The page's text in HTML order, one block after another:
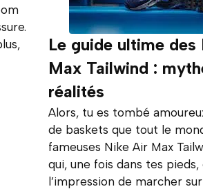
Le guide ultime des
Max Tailwind :
réalités
Alors, tu es tombé
de baskets que tout le
fameuses Nike Air Max
qui, une fois dans tes
l’impression de marcher sur